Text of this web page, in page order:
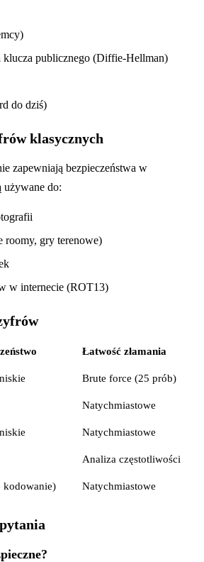
publicznego (Diffie-Hellman)
do dziś)
klasycznych
zapewniają bezpieczeństwa w
używane do:
roomy, gry terenowe)
w internecie (ROT13)
Łatwość złamania
Brute force (25 prób)
Natychmiastowe
Natychmiastowe
Analiza częstotliwości
kodowanie) Natychmiastowe